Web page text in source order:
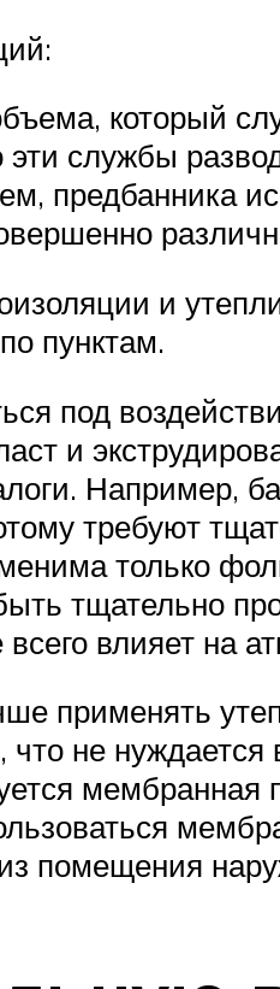
который
службы
предбанника
и
пунктам.
под
и
Например,
требуют
только
тщательно
влияет на
применять
не
помещения